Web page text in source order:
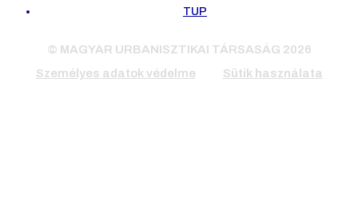
TUP
© MAGYAR URBANISZTIKAI TÁRSASÁG 2026
Személyes adatok védelme
Sütik használata